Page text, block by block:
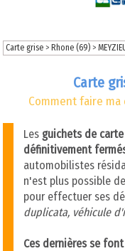
Carte grise > Rhone (69)>
Carte
Comment faire
Les guichets de
définitivement
automobilistes
n'est plus possible
pour effectuer ses
duplicata, véhicule
Ces dernières se